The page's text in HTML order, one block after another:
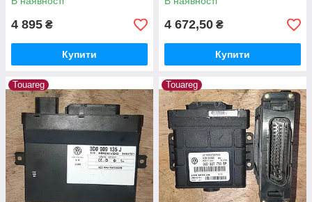
4 895 ₴
Купити
4 672,50 ₴
Купити
Touareg Touareg